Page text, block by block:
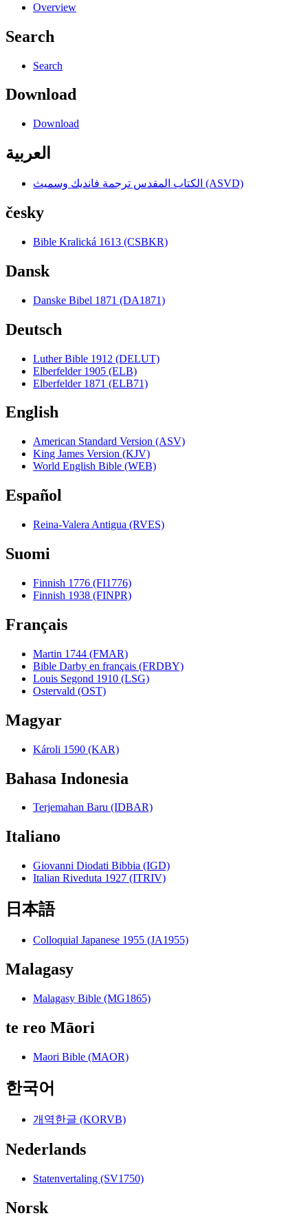
Overview
Search
Search
Download
Download
العربية
الكتاب المقدس ترجمة فانديك وسميث (ASVD)
česky
Bible Kralická 1613 (CSBKR)
Dansk
Danske Bibel 1871 (DA1871)
Deutsch
Luther Bible 1912 (DELUT)
Elberfelder 1905 (ELB)
Elberfelder 1871 (ELB71)
English
American Standard Version (ASV)
King James Version (KJV)
World English Bible (WEB)
Español
Reina-Valera Antigua (RVES)
Suomi
Finnish 1776 (FI1776)
Finnish 1938 (FINPR)
Français
Martin 1744 (FMAR)
Bible Darby en français (FRDBY)
Louis Segond 1910 (LSG)
Ostervald (OST)
Magyar
Károli 1590 (KAR)
Bahasa Indonesia
Terjemahan Baru (IDBAR)
Italiano
Giovanni Diodati Bibbia (IGD)
Italian Riveduta 1927 (ITRIV)
日本語
Colloquial Japanese 1955 (JA1955)
Malagasy
Malagasy Bible (MG1865)
te reo Māori
Maori Bible (MAOR)
한국어
개역한글 (KORVB)
Nederlands
Statenvertaling (SV1750)
Norsk